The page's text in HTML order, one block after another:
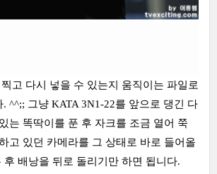
고 다시 넣을 수 있는지 움직이는 파일로
^^;; 그냥 KATA 3N1-22를 앞으로 댕긴 다
는 똑딱이를 푼 후 자크를 조금 열어 쭉
고 있던 카메라를 그 상태로 바로 들어올
후 배낭을 뒤로 돌리기만 하면 됩니다.